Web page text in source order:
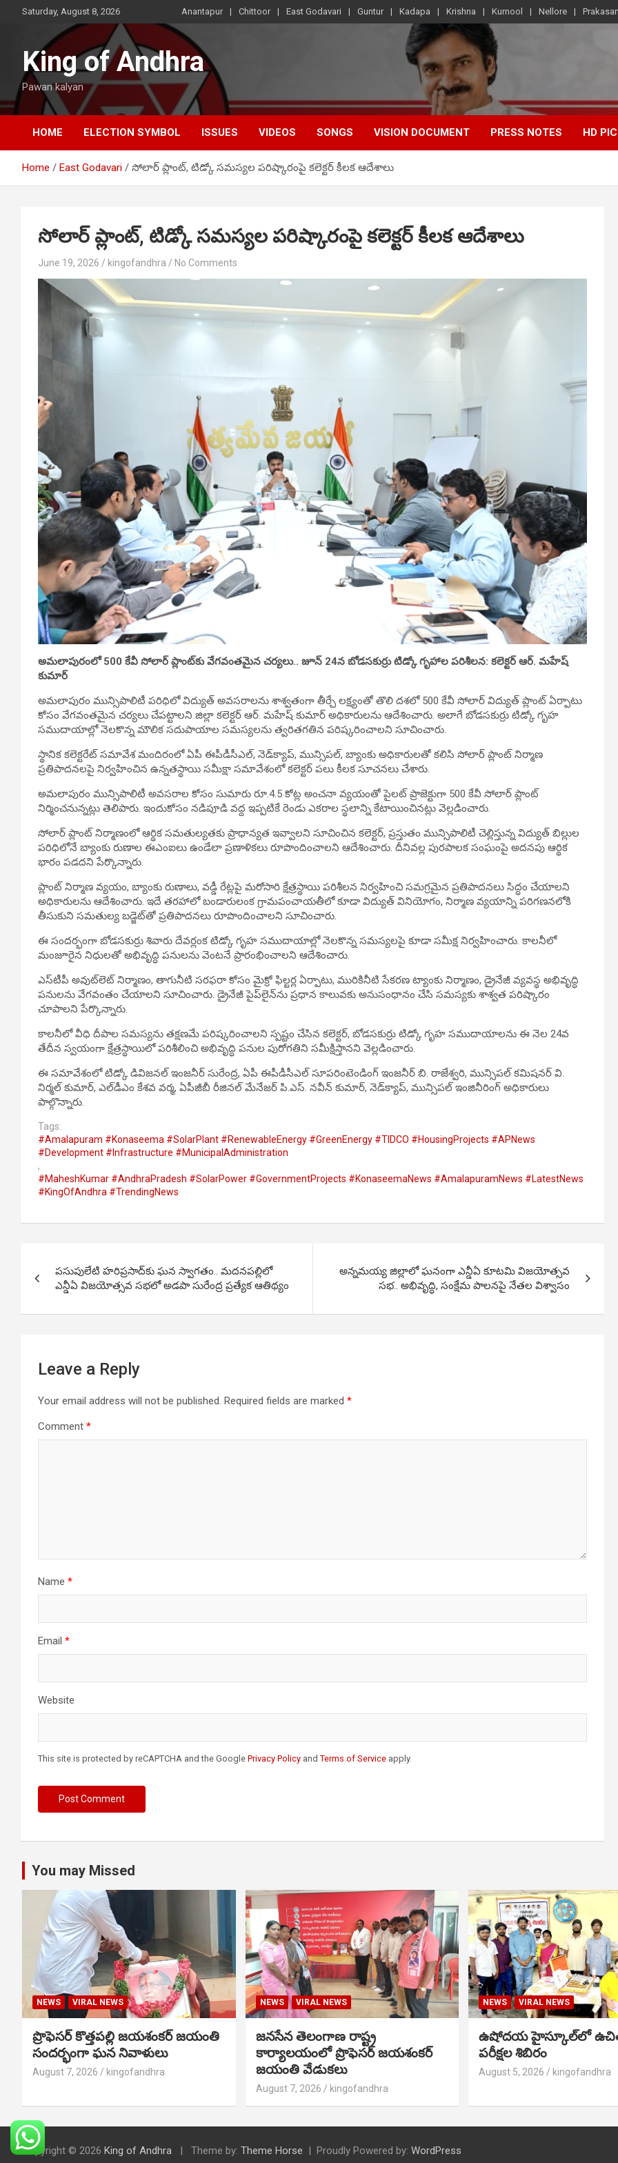
Saturday, August 8, 2026 Anantapur Chittoor East Godavari Guntur Kadapa Krishna Kurnool Nellore
King of Andhra
Pawan kalyan
HOME ELECTION SYMBOL ISSUES VIDEOS SONGS VISION DOCUMENT PRESS NOTES HD
Home East Godavari సోలార్ ప్లాంట్, టిడ్కో సమస్యల పరిష్కారంపై కలెక్టర్ కీలక ఆదేశాలు
సోలార్ ప్లాంట్, టిడ్కో సమస్యల పరిష్కారంపై కలెక్టర్ కీలక ఆదేశాలు
June 19, 2026 kingofandhra No Comments
అమలాపురంలో 500 కేవీ సోలార్ ప్లాంట్‌కు వేగవంతమైన చర్యలు.. జూన్ 24న బోడసకుర్రు టిడ్కో గృహాల పరిశీలన: కలెక్టర్ ఆర్. మహేష్
కుమార్
అమలాపురం మున్సిపాలిటీ పరిధిలో విద్యుత్ అవసరాలను శాశ్వతంగా తీర్చే లక్ష్యంతో తొలి దశలో 500 కేవీ సోలార్ విద్యుత్ ప్లాంట్ ఏర్పాటు
కోసం వేగవంతమైన చర్యలు చేపట్టాలని జిల్లా కలెక్టర్ ఆర్. మహేష్ కుమార్ అధికారులను ఆదేశించారు. అలాగే బోడసకుర్రు టిడ్కో గృహ
సముదాయాల్లో నెలకొన్న మౌలిక సదుపాయాల సమస్యలను త్వరితగతిన పరిష్కరించాలని సూచించారు.
స్థానిక కలెక్టరేట్ సమావేశ మందిరంలో ఏపీ ఈపీడీసీఎల్, నెడ్‌క్యాప్, మున్సిపల్, బ్యాంకు అధికారులతో కలిసి సోలార్ ప్లాంట్ నిర్మాణ
ప్రతిపాదనలపై నిర్వహించిన ఉన్నతస్థాయి సమీక్షా సమావేశంలో కలెక్టర్ పలు కీలక సూచనలు చేశారు.
అమలాపురం మున్సిపాలిటీ అవసరాల కోసం సుమారు రూ.4.5 కోట్ల అంచనా వ్యయంతో పైలట్ ప్రాజెక్టుగా 500 కేవీ సోలార్ ప్లాంట్
నిర్మించనున్నట్లు తెలిపారు. ఇందుకోసం నడిపూడి వద్ద ఇప్పటికే రెండు ఎకరాల స్థలాన్ని కేటాయించినట్లు వెల్లడించారు.
సోలార్ ప్లాంట్ నిర్మాణంలో ఆర్థిక సమతుల్యతకు ప్రాధాన్యత ఇవ్వాలని సూచించిన కలెక్టర్, ప్రస్తుతం మున్సిపాలిటీ చెల్లిస్తున్న విద్యుత్ బిల్లుల
పరిధిలోనే బ్యాంకు రుణాల ఈఎంఐలు ఉండేలా ప్రణాళికలు రూపొందించాలని ఆదేశించారు. దీనివల్ల పురపాలక సంఘంపై అదనపు ఆర్థిక
భారం పడదని పేర్కొన్నారు.
ప్లాంట్ నిర్మాణ వ్యయం, బ్యాంకు రుణాలు, వడ్డీ రేట్లపై మరోసారి క్షేత్రస్థాయి పరిశీలన నిర్వహించి సమగ్రమైన ప్రతిపాదనలు సిద్ధం చేయాలని
అధికారులను ఆదేశించారు. ఇదే తరహాలో బండారులంక గ్రామపంచాయతీలో కూడా విద్యుత్ వినియోగం, నిర్మాణ వ్యయాన్ని పరిగణనలోకి
తీసుకుని సమతుల్య బడ్జెట్‌తో ప్రతిపాదనలు రూపొందించాలని సూచించారు.
ఈ సందర్భంగా బోడసకుర్రు శివారు దేవర్లంక టిడ్కో గృహ సముదాయాల్లో నెలకొన్న సమస్యలపై కూడా సమీక్ష నిర్వహించారు. కాలనీలో
మంజూరైన నిధులతో అభివృద్ధి పనులను వెంటనే ప్రారంభించాలని ఆదేశించారు.
ఎస్‌టీపీ అవుట్‌లెట్ నిర్మాణం, తాగునీటి సరఫరా కోసం మైక్రో ఫిల్టర్ల ఏర్పాటు, మురికినీటి సేకరణ ట్యాంకు నిర్మాణం, డ్రైనేజీ వ్యవస్థ అభివృద్ధి
పనులను వేగవంతం చేయాలని సూచించారు. డ్రైనేజీ పైప్‌లైన్‌ను ప్రధాన కాలువకు అనుసంధానం చేసి సమస్యకు శాశ్వత పరిష్కారం
చూపాలని పేర్కొన్నారు.
కాలనీలో వీధి దీపాల సమస్యను తక్షణమే పరిష్కరించాలని స్పష్టం చేసిన కలెక్టర్, బోడసకుర్రు టిడ్కో గృహ సముదాయాలను ఈ నెల 24వ
తేదీన స్వయంగా క్షేత్రస్థాయిలో పరిశీలించి అభివృద్ధి పనుల పురోగతిని సమీక్షిస్తానని వెల్లడించారు.
ఈ సమావేశంలో టిడ్కో డివిజనల్ ఇంజనీర్ సురేంద్ర, ఏపీ ఈపీడీసీఎల్ సూపరింటెండింగ్ ఇంజనీర్ బి. రాజేశ్వరి, మున్సిపల్ కమిషనర్ వి.
నిర్మల్ కుమార్, ఎల్‌డీఎం కేశవ వర్మ, ఏపీజీబీ రీజినల్ మేనేజర్ పి.ఎస్. నవీన్ కుమార్, నెడ్‌క్యాప్, మున్సిపల్ ఇంజినీరింగ్ అధికారులు
పాల్గొన్నారు.
Tags:
#Amalapuram #Konaseema #SolarPlant #RenewableEnergy #GreenEnergy #TIDCO #HousingProjects #APNews
#Development #Infrastructure #MunicipalAdministration
,
#MaheshKumar #AndhraPradesh #SolarPower #GovernmentProjects #KonaseemaNews #AmalapuramNews #LatestNews
#KingOfAndhra #TrendingNews
navigation
పసుపులేటి హరిప్రసాద్‌కు ఘన స్వాగతం.. మదనపల్లిలో
ఎన్డీఏ విజయోత్సవ సభలో అడపా సురేంద్ర ప్రత్యేక ఆతిథ్యం
అన్నమయ్య జిల్లాలో ఘనంగా ఎన్డీఏ కూటమి విజయోత్సవ
సభ.. అభివృద్ధి, సంక్షేమ పాలనపై నేతల విశ్వాసం
Leave a Reply
Your email address will not be published. Required fields are marked *
Comment *
Name *
Email *
Website
This site is protected by reCAPTCHA and the Google Privacy Policy and Terms of Service apply.
You may Missed
NEWS VIRAL NEWS
ప్రొఫెసర్ కొత్తపల్లి జయశంకర్ జయంతి
సందర్భంగా ఘన నివాళులు
August 7, 2026 kingofandhra
NEWS VIRAL NEWS
జనసేన తెలంగాణ రాష్ట్ర
కార్యాలయంలో ప్రొఫెసర్ జయశంకర్
జయంతి వేడుకలు
August 7, 2026 kingofandhra
NEWS VIRAL NEWS
ఉషోదయ హైస్కూల్‌లో
పరీక్షల శిబిరం
August 5, 2026 kingofandhra
Copyright © 2026 King of Andhra Theme by: Theme Horse Proudly Powered by: WordPress